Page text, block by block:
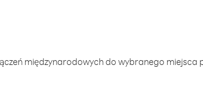
międzynarodowych do wybranego miejsca